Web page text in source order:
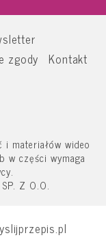
zgody Kontakt
materiałów wideo
w części wymaga
Z O.O.